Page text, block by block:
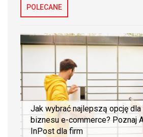
POLECANE
Jak wybrać najlepszą opcję
biznesu e-commerce? Poznaj
InPost dla firm